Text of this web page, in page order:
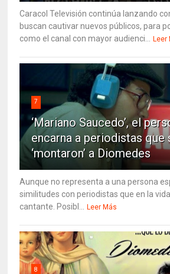
Caracol Televisión continúa lanzando
buscan cautivar nuevos públicos, para
como el canal con mayor audienci... Leer
7
‘Mariano Saucedo’, el
encarna a periodistas que
‘montaron’ a Diomedes
Aunque no representa a una persona
similitudes con periodistas que en la
cantante. Posibl... Leer Más
8